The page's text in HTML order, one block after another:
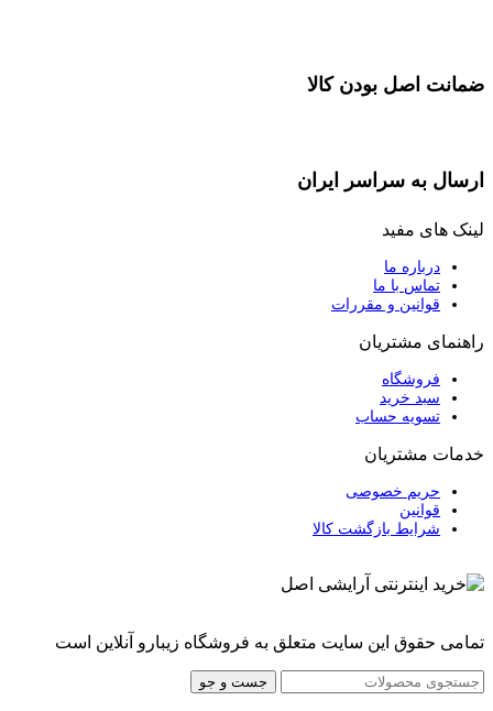
ضمانت اصل بودن کالا
ارسال به سراسر ایران
لینک های مفید
درباره ما
تماس با ما
قوانین و مقررات
راهنمای مشتریان
فروشگاه
سبد خرید
تسویه حساب
خدمات مشتریان
حریم خصوصی
قوانین
شرایط بازگشت کالا
تمامی حقوق این سایت متعلق به فروشگاه زیبارو آنلاین است
جست و جو